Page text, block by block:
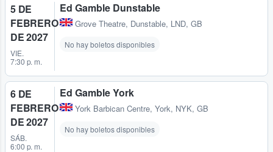
5 DE
FEBRERO
DE 2027
VIE.
7:30 p. m.
Ed Gamble Dunstable
Grove Theatre, Dunstable, LND, GB
No hay boletos disponibles
6 DE
FEBRERO
DE 2027
SÁB.
6:00 p. m.
Ed Gamble York
York Barbican Centre, York, NYK, GB
No hay boletos disponibles